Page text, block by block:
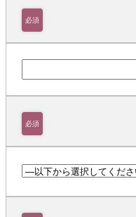
必須
必須